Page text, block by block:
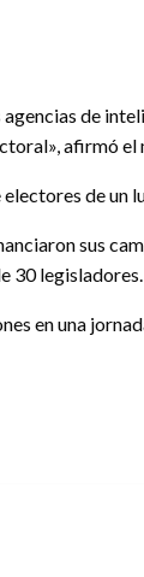
de
afirmó
de un
sus
30 legisladores.
en una